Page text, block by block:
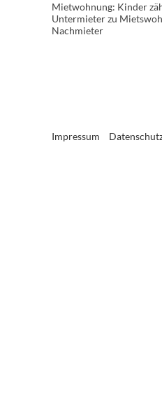
Mietwohnung: Kinder
Untermieterzu
Nachmieter
Impressum